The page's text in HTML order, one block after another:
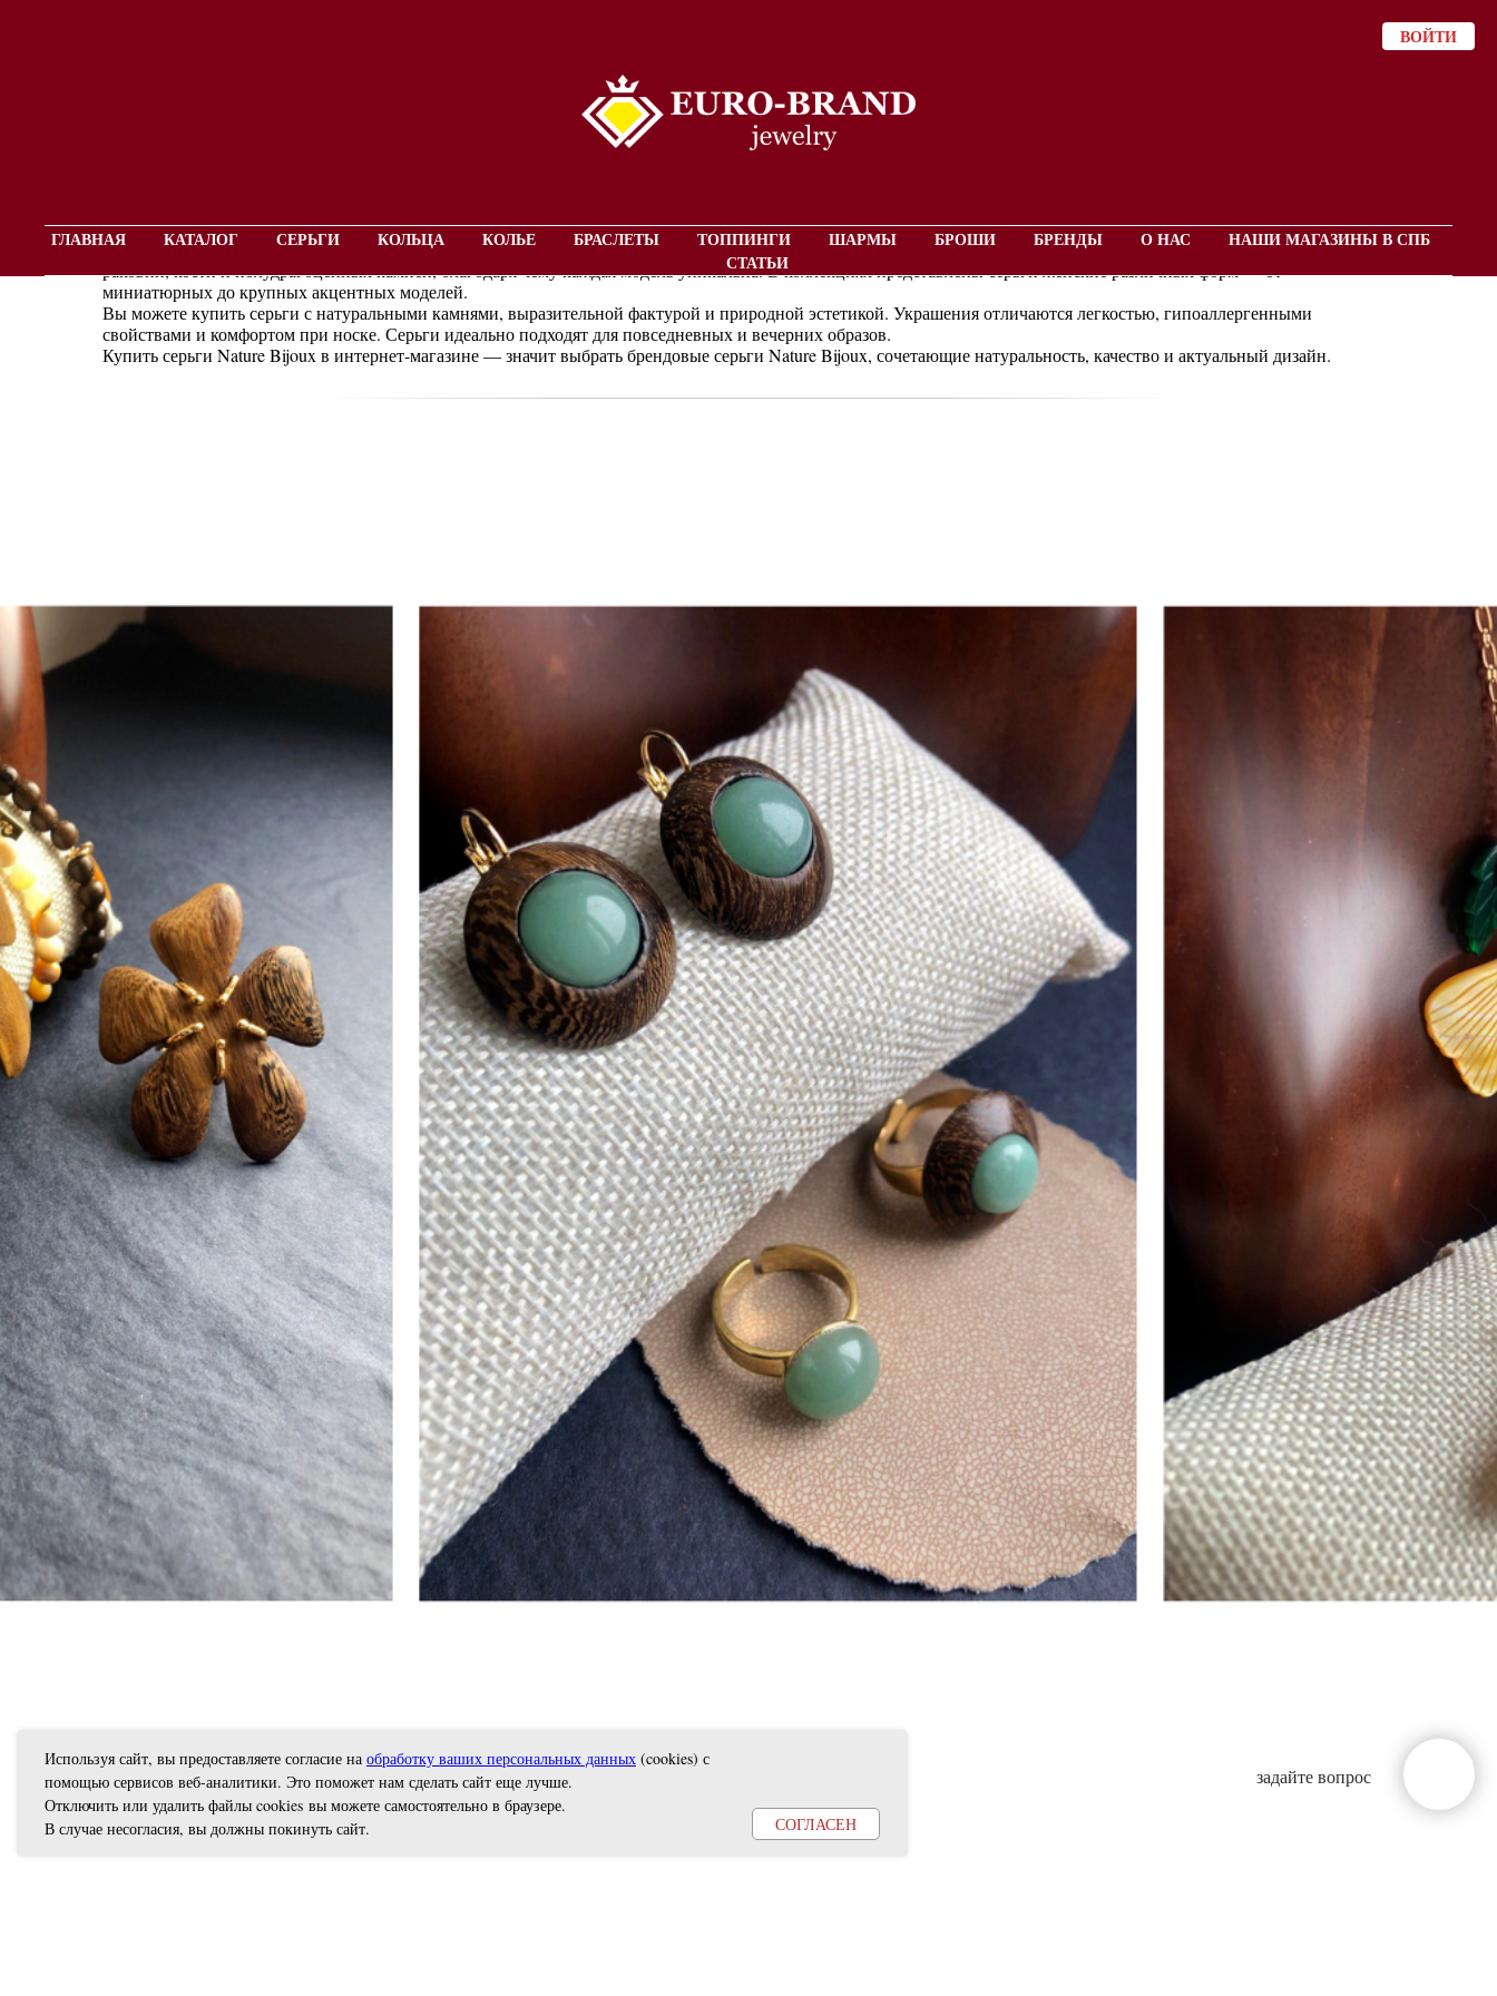
ВОЙТИ
ГЛАВНАЯ КАТАЛОГ СЕРЬГИ КОЛЬЦА КОЛЬЕ БРАСЛЕТЫ ТОППИНГИ ШАРМЫ БРОШИ БРЕНДЫ О НАС
НАШИ МАГАЗИНЫ В СПБ
СТАТЬИ
Серьги с натуральными камнями Nature Bijoux — это дизайнерские украшения из природных материалов. Французский бренд предлагает серьги из дерева, перламутра,
раковин, кости и полудрагоценных камней, благодаря чему каждая модель уникальна. В коллекциях представлены серьги женские различных форм — от
миниатюрных до крупных акцентных моделей.
Вы можете купить серьги с натуральными камнями, выразительной фактурой и природной эстетикой. Украшения отличаются легкостью, гипоаллергенными
свойствами и комфортом при носке. Серьги идеально подходят для повседневных и вечерних образов.
Купить серьги Nature Bijoux в интернет-магазине — значит выбрать брендовые серьги Nature Bijoux, сочетающие натуральность, качество и актуальный дизайн.
задайте вопрос
Используя сайт, вы предоставляете согласие на обработку ваших персональных данных (cookies) с
помощью сервисов веб-аналитики. Это поможет нам сделать сайт еще лучше.
Отключить или удалить файлы cookies вы можете самостоятельно в браузере.
В случае несогласия, вы должны покинуть сайт.
СОГЛАСЕН